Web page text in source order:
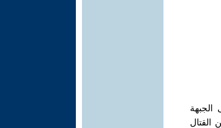
على الجبهة
القتال